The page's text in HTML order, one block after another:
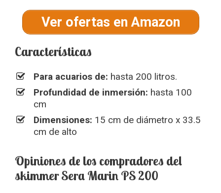
Ver ofertas en Amazon
Características
Para acuarios de: hasta 200 litros.
Profundidad de inmersión: hasta 100
cm
Dimensiones: 15 cm de diámetro x 33.5
cm de alto
Opiniones de los compradores del
skimmer Sera Marin PS 200